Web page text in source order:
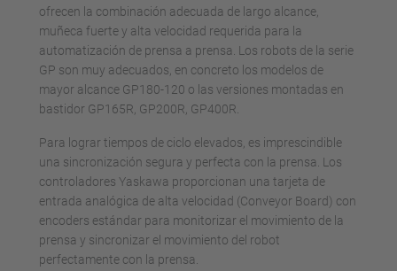
ofrecen la combinación adecuada de largo alcance,
muñeca fuerte y alta velocidad requerida para la
automatización de prensa a prensa. Los robots de la serie
GP son muy adecuados, en concreto los modelos de
mayor alcance GP180-120 o las versiones montadas en
bastidor GP165R, GP200R, GP400R.
Para lograr tiempos de ciclo elevados, es imprescindible
una sincronización segura y perfecta con la prensa. Los
controladores Yaskawa proporcionan una tarjeta de
entrada analógica de alta velocidad (Conveyor Board) con
encoders estándar para monitorizar el movimiento de la
prensa y sincronizar el movimiento del robot
perfectamente con la prensa.